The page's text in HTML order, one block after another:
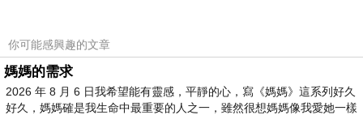
也能一起回想起我們對孩子、對自己的熱情和期
待，享受著人生每一個坑。
你可能感興趣的文章
媽媽的需求
2026 年 8 月 6 日我希望能有靈感，平靜的心，寫《媽媽》這系列好久
好久，媽媽確是我生命中最重要的人之一，雖然很想媽媽像我愛她一樣